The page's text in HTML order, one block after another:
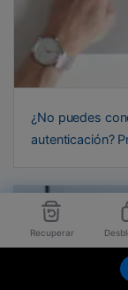
Recuperar
¿No puedes
autenticación?